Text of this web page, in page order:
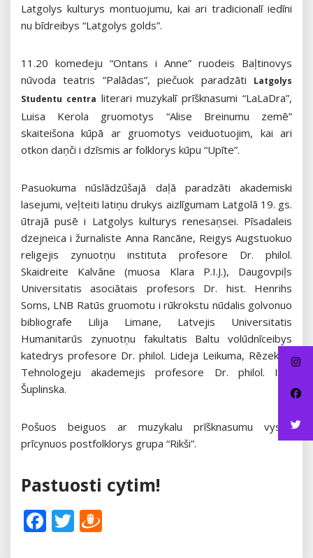
Latgolys kulturys montuojumu, kai ari tradicionalī iedīni
nu bīdreibys “Latgolys golds”.
11.20 komedeju “Ontans i Anne” ruodeis Baļtinovys
nūvoda teatris “Palādas”, piečuok paradzāti
Latgolys
Studentu centra literari muzykalī prīšknasumi “LaLaDra”,
Luisa Kerola gruomotys “Alise Breinumu zemē”
skaiteišona kūpā ar gruomotys veiduotuojim, kai ari
otkon daņči i dzīsmis ar folklorys kūpu “Upīte”.
Pasuokuma nūslādzūšajā daļā paradzāti akademiski
lasejumi, veļteiti latiņu drukys aizlīgumam Latgolā 19. gs.
ūtrajā pusē i Latgolys kulturys renesaņsei. Pīsadaleis
dzejneica i žurnaliste Anna Rancāne, Reigys Augstuokuo
religejis zynuotņu instituta profesore Dr. philol.
Skaidreite Kalvāne (muosa Klara P.I.J.), Daugovpiļs
Universitatis asociātais profesors Dr. hist. Henrihs
Soms, LNB Ratūs gruomotu i rūkrokstu nūdalis golvonuo
bibliografe Lilija Limane, Latvejis Universitatis
Humanitarūs zynuotņu fakultatis Baltu volūdnīceibys
katedrys profesore Dr. philol. Lideja Leikuma, Rēzeknis
Tehnologeju akademejis profesore Dr. philol. Ilga
Šuplinska.
Pošuos beiguos ar muzykalu prīšknasumu vysus
prīcynuos postfolklorys grupa “Rikši”.
Pastuosti cytim!
Facebook
Twitter